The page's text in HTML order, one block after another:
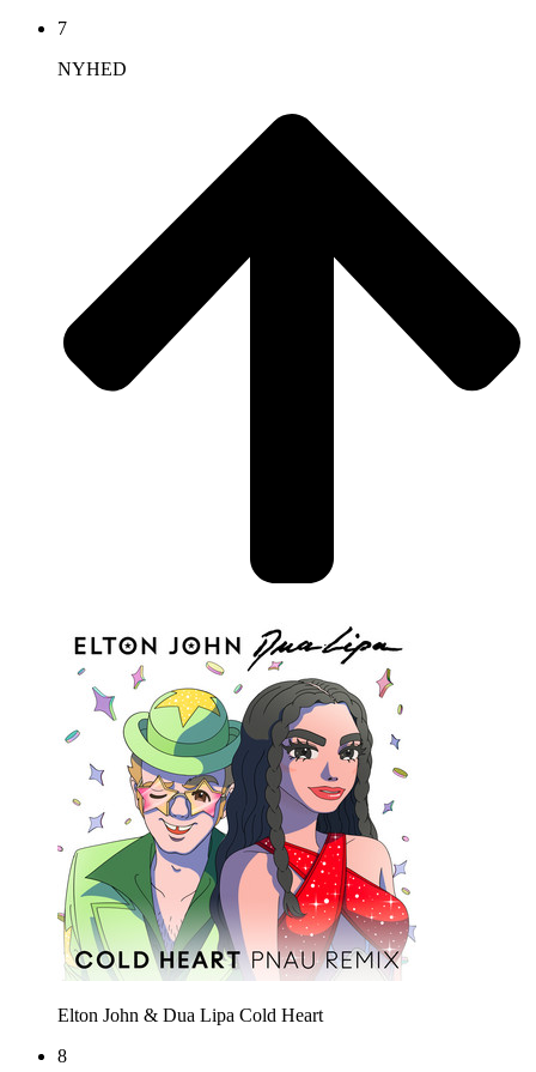
7
NYHED
Elton John & Dua Lipa Cold Heart
8